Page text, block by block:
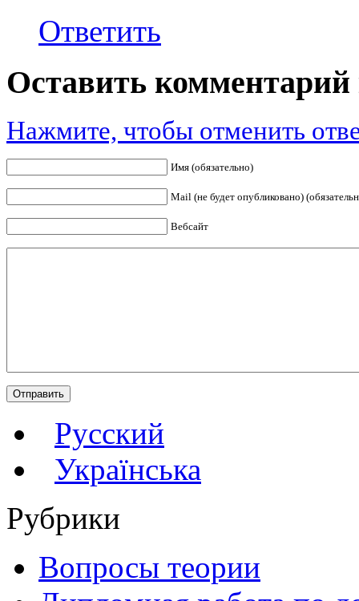
Ответить
Оставить
Нажмите, чтобы отменить
Имя (обязательно)
Mail (не будет опубликовано)
Вебсайт
Русский
Українська
Рубрики
Вопросы теории